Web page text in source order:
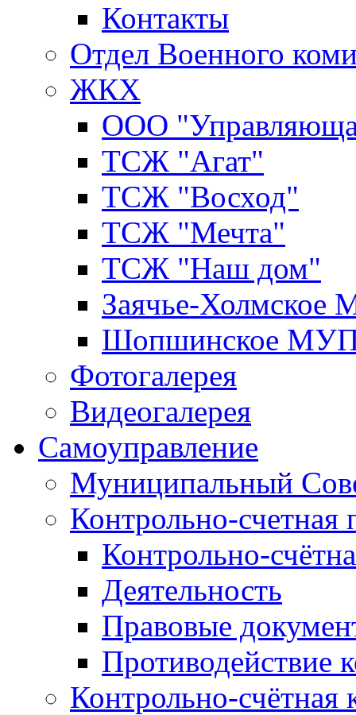
Контакты
Отдел Военного
ЖКХ
ООО
ТСЖ "Агат"
ТСЖ "Восход"
ТСЖ "Мечта"
ТСЖ "Наш дом"
Заячье-
Шопшинское
Фотогалерея
Видеогалерея
Самоуправление
Муниципальный
Контрольно-счетная
Контрольно-
Деятельность
Правовые
Противодействие
Контрольно-счётная